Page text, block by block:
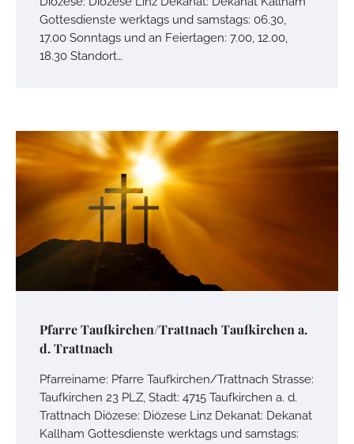
Gottesdienste werktags und samstags: 06.30,
17.00 Sonntags und an Feiertagen: 7.00, 12.00,
18.30 Standort…
Pfarre Taufkirchen/Trattnach Taufkirchen a.
d. Trattnach
Pfarreiname: Pfarre Taufkirchen/Trattnach Strasse:
Taufkirchen 23 PLZ, Stadt: 4715 Taufkirchen a. d.
Trattnach Diözese: Diözese Linz Dekanat: Dekanat
Kallham Gottesdienste werktags und samstags: